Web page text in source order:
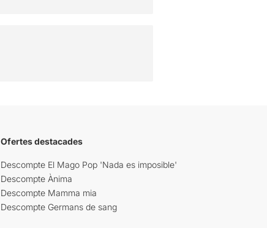
Ofertes destacades
Descompte El Mago Pop 'Nada es imposible'
Descompte Ànima
Descompte Mamma mia
Descompte Germans de sang